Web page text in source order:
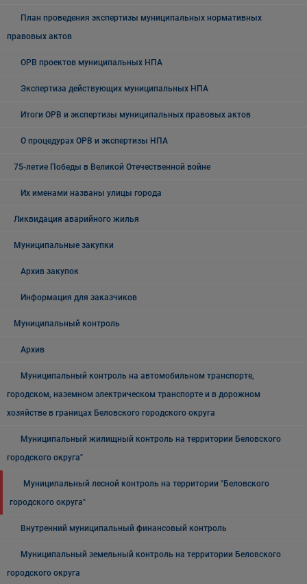
План проведения экспертизы муниципальных нормативных
правовых актов
ОРВ проектов муниципальных НПА
Экспертиза действующих муниципальных НПА
Итоги ОРВ и экспертизы муниципальных правовых актов
О процедурах ОРВ и экспертизы НПА
75-летие Победы в Великой Отечественной войне
Их именами названы улицы города
Ликвидация аварийного жилья
Муниципальные закупки
Архив закупок
Информация для заказчиков
Муниципальный контроль
Архив
Муниципальный контроль на автомобильном транспорте,
городском, наземном электрическом транспорте и в дорожном
хозяйстве в границах Беловского городского округа
Муниципальный жилищный контроль на территории Беловского
городского округа"
Муниципальный лесной контроль на территории "Беловского
городского округа"
Внутренний муниципальный финансовый контроль
Муниципальный земельный контроль на территории Беловского
городского округа